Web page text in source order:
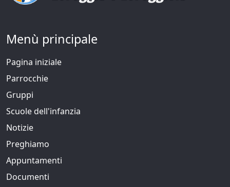
Menù principale
Pagina iniziale
Parrocchie
Gruppi
Scuole dell'infanzia
Notizie
Preghiamo
Appuntamenti
Documenti